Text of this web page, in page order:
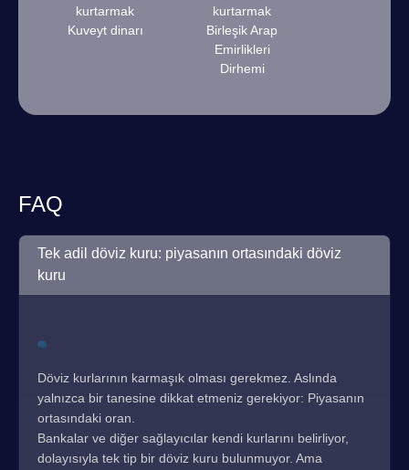
kurtarmak
Kuveyt dinarı
kurtarmak
Birleşik Arap
Emirlikleri
Dirhemi
FAQ
Tek adil döviz kuru: piyasanın ortasındaki döviz
kuru
Döviz kurlarının karmaşık olması gerekmez. Aslında
yalnızca bir tanesine dikkat etmeniz gerekiyor: Piyasanın
ortasındaki oran.
Bankalar ve diğer sağlayıcılar kendi kurlarını belirliyor,
dolayısıyla tek tip bir döviz kuru bulunmuyor. Ama